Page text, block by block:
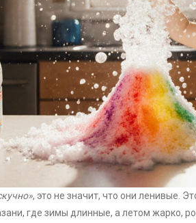
, это не значит, что они ленивые.
где зимы длинные, а летом жарко,